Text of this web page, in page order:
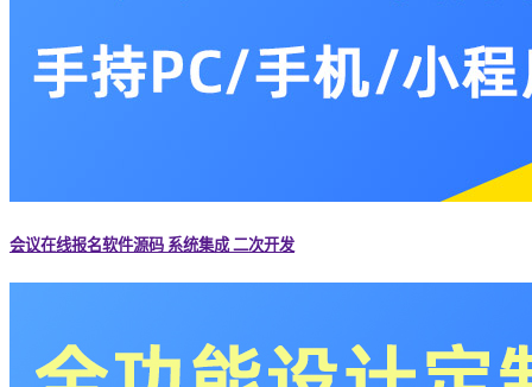
会议在线报名软件源码 系统集成 二次开发